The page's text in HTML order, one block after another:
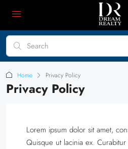
Home Privacy Policy
Privacy Policy
Lorem ipsum dolor sit amet,
Quisque ut lacinia ex.